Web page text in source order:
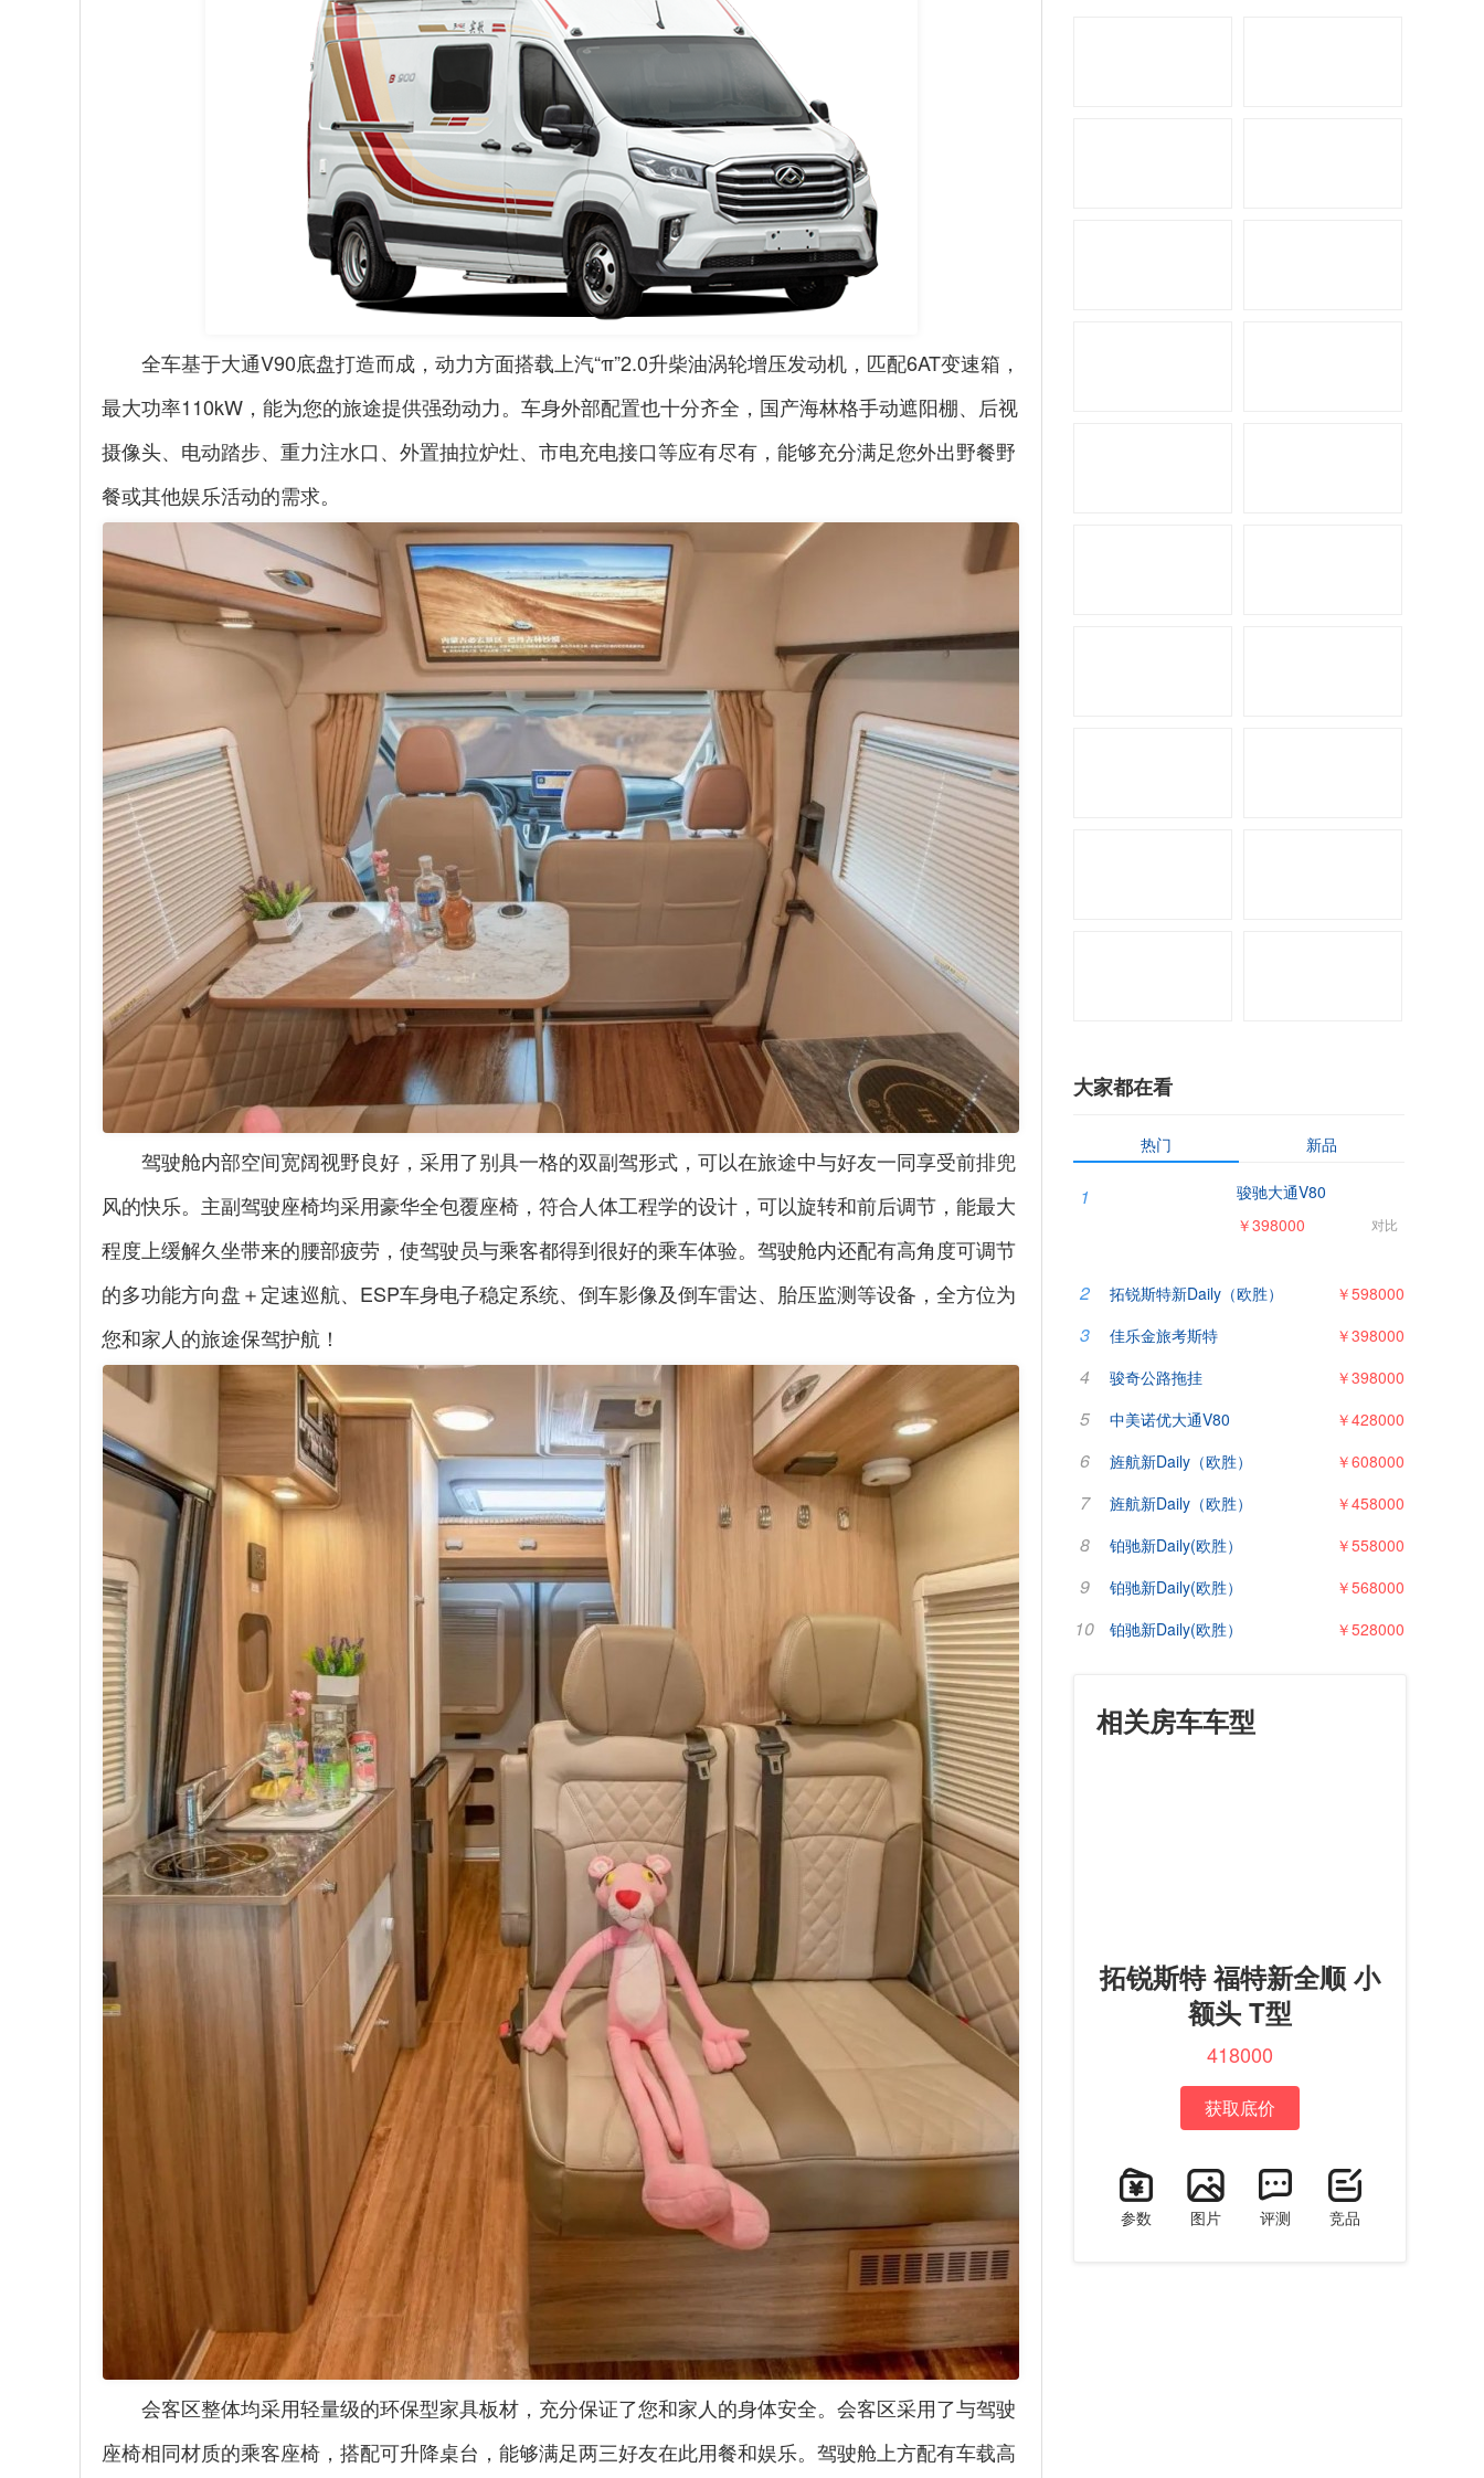
全车基于大通V90底盘打造而成，动力方面搭载上汽“π”2.0升柴油涡轮增压发动机，匹配6AT变速箱，
最大功率110kW ，能为您的旅途提供强劲动力。车身外部配置也十分齐全，国产海林格手动遮阳棚、后视
摄像头、电动踏步、重力注水口、外置抽拉炉灶、市电充电接口等应有尽有，能够充分满足您外出野餐野
餐或其他娱乐活动的需求。
驾驶舱内部空间宽阔视野良好，采用了别具一格的双副驾形式，可以在旅途中与好友一同享受前排兜
风的快乐。主副驾驶座椅均采用豪华全包覆座椅，符合人体工程学的设计，可以旋转和前后调节，能最大
程度上缓解久坐带来的腰部疲劳，使驾驶员与乘客都得到很好的乘车体验。驾驶舱内还配有高角度可调节
的多功能方向盘＋定速巡航、 ESP车身电子稳定系统、倒车影像及倒车雷达、胎压监测等设备，全方位为
您和家人的旅途保驾护航！
会客区整体均采用轻量级的环保型家具板材，充分保证了您和家人的身体安全。会客区采用了与驾驶
座椅相同材质的乘客座椅，搭配可升降桌台，能够满足两三好友在此用餐和娱乐。驾驶舱上方配有车载高
大家都在看
热门 新品
1 骏驰大通V80
对比
￥398000
2 拓锐斯特新Daily（欧胜） ￥598000
3 佳乐金旅考斯特 ￥398000
4 骏奇公路拖挂 ￥398000
5 中美诺优大通V80 ￥428000
6 旌航新Daily（欧胜） ￥608000
7 旌航新Daily（欧胜） ￥458000
8 铂驰新Daily(欧胜） ￥558000
9 铂驰新Daily(欧胜） ￥568000
10 铂驰新Daily(欧胜） ￥528000
相关房车车型
拓锐斯特 福特新全顺 小
额头 T型
418000
获取底价
参数 图片 评测 竞品